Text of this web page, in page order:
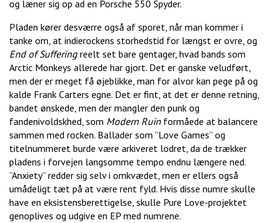
og læner sig op ad en Porsche 550 Spyder.
Pladen kører desværre også af sporet, når man kommer i
tanke om, at indierockens storhedstid for længst er ovre, og
End of Sufferingreelt set bare gentager, hvad bands som
Arctic Monkeys allerede har gjort. Det er ganske veludført,
men der er meget få øjeblikke, man for alvor kan pege på og
kalde Frank Carters egne. Det er fint, at det er denne retning,
bandet ønskede, men der mangler den punk og
fandenivoldskhed, som Modern Ruin formåede at balancere
sammen med rocken. Ballader som ”Love Games” og
titelnummeret burde være arkiveret lodret, da de trækker
pladens i forvejen langsomme tempo endnu længere ned.
”Anxiety” redder sig selv i omkvædet, men er ellers også
umådeligt tæt på at være rent fyld. Hvis disse numre skulle
have en eksistensberettigelse, skulle Pure Love-projektet
genoplives og udgive en EP med numrene.